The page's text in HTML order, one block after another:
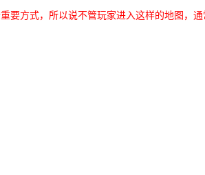
要方式，所以说不管玩家进入这样的地图，